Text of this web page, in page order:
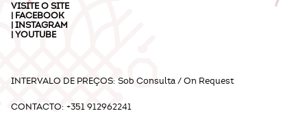
VISITE OSITE
| FACEBOOK
|INSTAGRAM
|YOUTUBE
INTERVALO DE PREÇOS: Sob Consulta / On Request
CONTACTO: +351 912962241